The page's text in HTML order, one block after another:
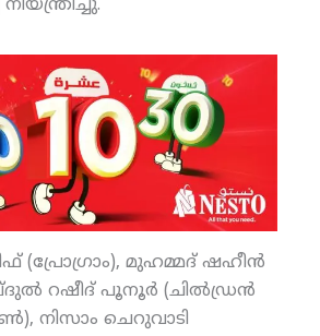
മുഹമ്മദ് ഷഹീന്‍
റഷീദ് പൂനൂര്‍ (ചില്‍ഡ്രന്‍
നിസാം ചെറുവാടി